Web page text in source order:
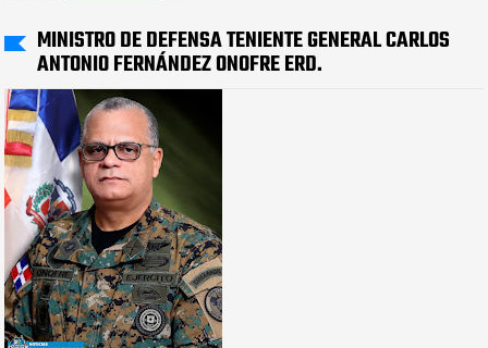
MINISTRO DE DEFENSA TENIENTE GENERAL CARLOS
ANTONIO FERNÁNDEZ ONOFRE ERD.